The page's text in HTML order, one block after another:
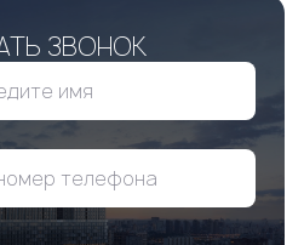
ЗВОНОК